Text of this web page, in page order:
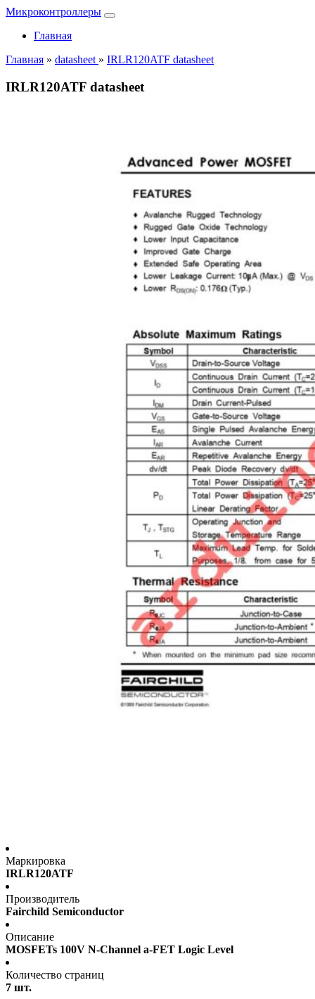
Микроконтроллеры
Главная
Главная » datasheet » IRLR120ATF datasheet
IRLR120ATF datasheet
Маркировка
IRLR120ATF
Производитель
Fairchild Semiconductor
Описание
MOSFETs 100V N-Channel a-FET Logic Level
Количество страниц
7 шт.